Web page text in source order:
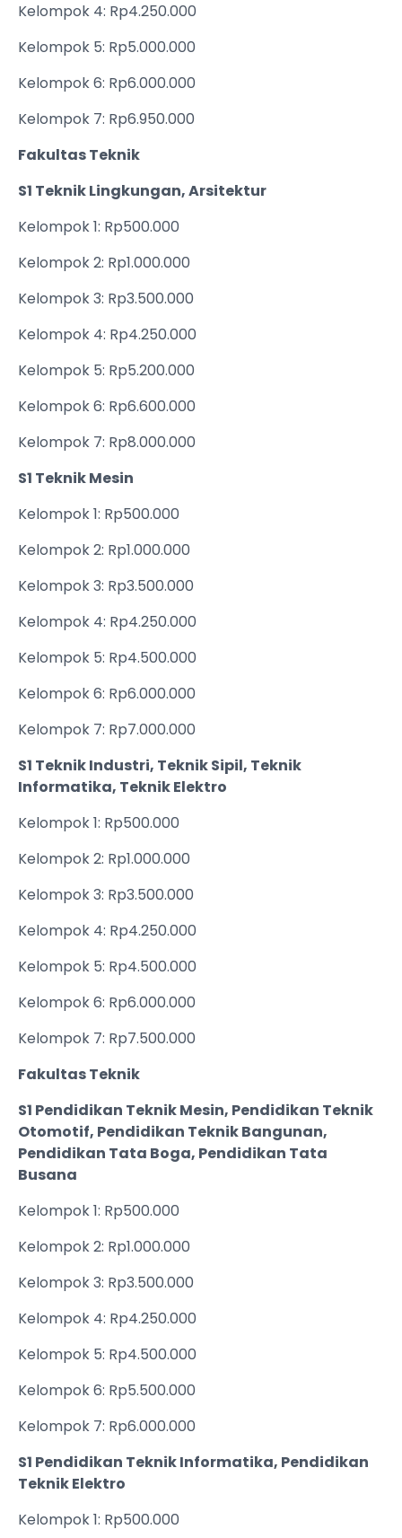
Kelompok 4: Rp4.250.000
Kelompok 5: Rp5.000.000
Kelompok 6: Rp6.000.000
Kelompok 7: Rp6.950.000
Fakultas Teknik
S1 Teknik Lingkungan, Arsitektur
Kelompok 1: Rp500.000
Kelompok 2: Rp1.000.000
Kelompok 3: Rp3.500.000
Kelompok 4: Rp4.250.000
Kelompok 5: Rp5.200.000
Kelompok 6: Rp6.600.000
Kelompok 7: Rp8.000.000
S1 Teknik Mesin
Kelompok 1: Rp500.000
Kelompok 2: Rp1.000.000
Kelompok 3: Rp3.500.000
Kelompok 4: Rp4.250.000
Kelompok 5: Rp4.500.000
Kelompok 6: Rp6.000.000
Kelompok 7: Rp7.000.000
S1 Teknik Industri, Teknik Sipil, Teknik
Informatika, Teknik Elektro
Kelompok 1: Rp500.000
Kelompok 2: Rp1.000.000
Kelompok 3: Rp3.500.000
Kelompok 4: Rp4.250.000
Kelompok 5: Rp4.500.000
Kelompok 6: Rp6.000.000
Kelompok 7: Rp7.500.000
Fakultas Teknik
S1 Pendidikan Teknik Mesin, Pendidikan Teknik
Otomotif, Pendidikan Teknik Bangunan,
Pendidikan Tata Boga, Pendidikan Tata
Busana
Kelompok 1: Rp500.000
Kelompok 2: Rp1.000.000
Kelompok 3: Rp3.500.000
Kelompok 4: Rp4.250.000
Kelompok 5: Rp4.500.000
Kelompok 6: Rp5.500.000
Kelompok 7: Rp6.000.000
S1 Pendidikan Teknik Informatika, Pendidikan
Teknik Elektro
Kelompok 1: Rp500.000